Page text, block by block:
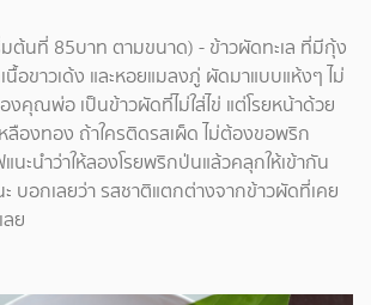
มต้นที่ 85บาท ตามขนาด) - ข้าวผัดทะเล ที่มีกุ้ง
อขาวเด้ง และหอยแมลงภู่ ผัดมาแบบแห้งๆ ไม่
งคุณพ่อ เป็นข้าวผัดที่ไม่ใส่ไข่ แต่โรยหน้าด้วย
ลืองทอง ถ้าใครติดรสเผ็ด ไม่ต้องขอพริก
นะนำว่าให้ลองโรยพริกป่นแล้วคลุกให้เข้ากัน
บอกเลยว่า รสชาติแตกต่างจากข้าวผัดที่เคย
ย